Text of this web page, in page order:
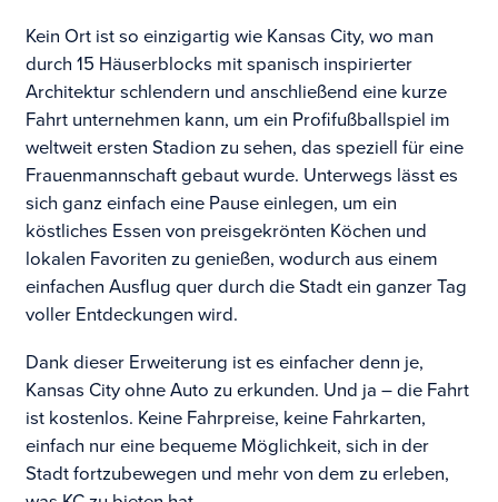
Kein Ort ist so einzigartig wie Kansas City, wo man
durch 15 Häuserblocks mit spanisch inspirierter
Architektur schlendern und anschließend eine kurze
Fahrt unternehmen kann, um ein Profifußballspiel im
weltweit ersten Stadion zu sehen, das speziell für eine
Frauenmannschaft gebaut wurde. Unterwegs lässt es
sich ganz einfach eine Pause einlegen, um ein
köstliches Essen von preisgekrönten Köchen und
lokalen Favoriten zu genießen, wodurch aus einem
einfachen Ausflug quer durch die Stadt ein ganzer Tag
voller Entdeckungen wird.
Dank dieser Erweiterung ist es einfacher denn je,
Kansas City ohne Auto zu erkunden. Und ja – die Fahrt
ist kostenlos. Keine Fahrpreise, keine Fahrkarten,
einfach nur eine bequeme Möglichkeit, sich in der
Stadt fortzubewegen und mehr von dem zu erleben,